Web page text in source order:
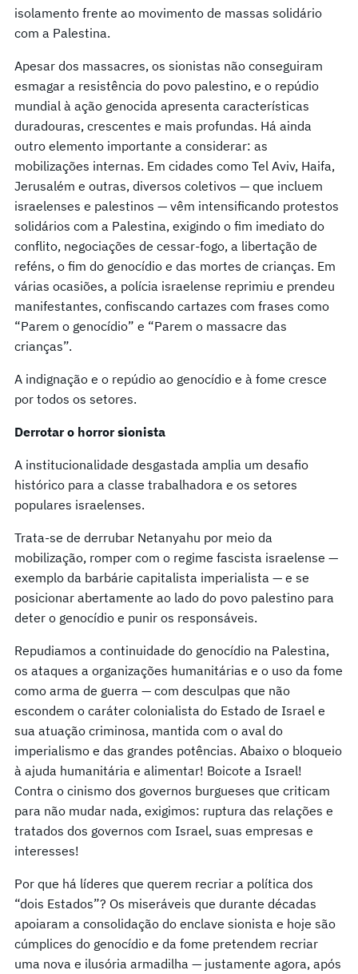
isolamento frente ao movimento de massas solidário
com a Palestina.
Apesar dos massacres, os sionistas não conseguiram
esmagar a resistência do povo palestino, e o repúdio
mundial à ação genocida apresenta características
duradouras, crescentes e mais profundas. Há ainda
outro elemento importante a considerar: as
mobilizações internas. Em cidades como Tel Aviv, Haifa,
Jerusalém e outras, diversos coletivos — que incluem
israelenses e palestinos — vêm intensificando protestos
solidários com a Palestina, exigindo o fim imediato do
conflito, negociações de cessar-fogo, a libertação de
reféns, o fim do genocídio e das mortes de crianças. Em
várias ocasiões, a polícia israelense reprimiu e prendeu
manifestantes, confiscando cartazes com frases como
“Parem o genocídio” e “Parem o massacre das
crianças”.
A indignação e o repúdio ao genocídio e à fome cresce
por todos os setores.
Derrotar o horror sionista
A institucionalidade desgastada amplia um desafio
histórico para a classe trabalhadora e os setores
populares israelenses.
Trata-se de derrubar Netanyahu por meio da
mobilização, romper com o regime fascista israelense —
exemplo da barbárie capitalista imperialista — e se
posicionar abertamente ao lado do povo palestino para
deter o genocídio e punir os responsáveis.
Repudiamos a continuidade do genocídio na Palestina,
os ataques a organizações humanitárias e o uso da fome
como arma de guerra — com desculpas que não
escondem o caráter colonialista do Estado de Israel e
sua atuação criminosa, mantida com o aval do
imperialismo e das grandes potências. Abaixo o bloqueio
à ajuda humanitária e alimentar! Boicote a Israel!
Contra o cinismo dos governos burgueses que criticam
para não mudar nada, exigimos: ruptura das relações e
tratados dos governos com Israel, suas empresas e
interesses!
Por que há líderes que querem recriar a política dos
“dois Estados”? Os miseráveis que durante décadas
apoiaram a consolidação do enclave sionista e hoje são
cúmplices do genocídio e da fome pretendem recriar
uma nova e ilusória armadilha — justamente agora, após